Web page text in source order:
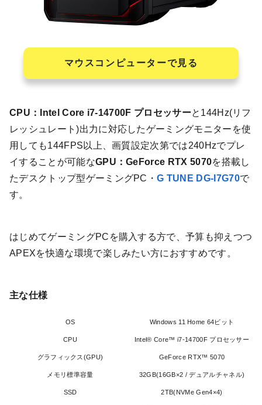
マウスコンピューターで見る
CPU：Intel Core i7-14700F プロセッサーと144Hz(リフ
レッシュレート)出力に対応したゲーミングモニターを使
用しても144FPS以上、画質設定次第では240Hzでプレ
イすることが可能なGPU：GeForce RTX 5070を搭載し
たデスクトップ型ゲーミングPC・G TUNE DG-I7G70で
す。
はじめてゲーミングPCを購入する方で、予算も抑えつつ
APEXを快適な環境で楽しみたい方におすすめです。
主な仕様
OS Windows 11 Home 64ビット
CPU Intel® Core™ i7-14700F プロセッサー
グラフィックス(GPU) GeForce RTX™ 5070
メモリ標準容量 32GB(16GB×2 / デュアルチャネル)
SSD 2TB(NVMe Gen4×4)